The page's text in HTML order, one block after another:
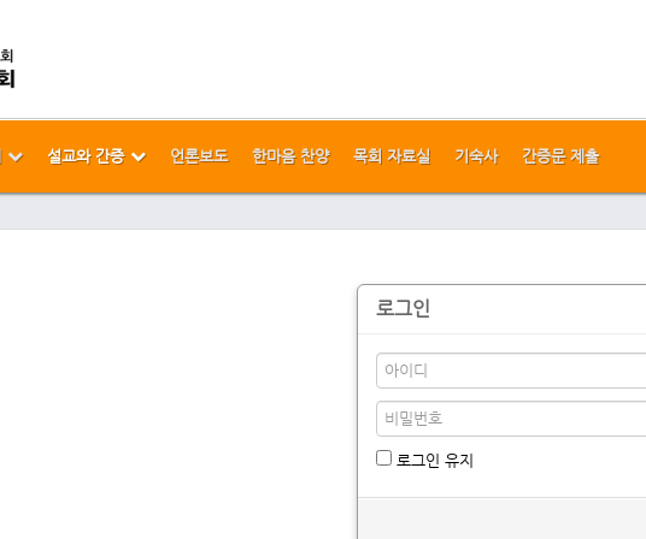
설교와 간증 언론보도 한마음 찬양 목회 자료실 기숙사 간증문 제출
로그인
로그인 유지